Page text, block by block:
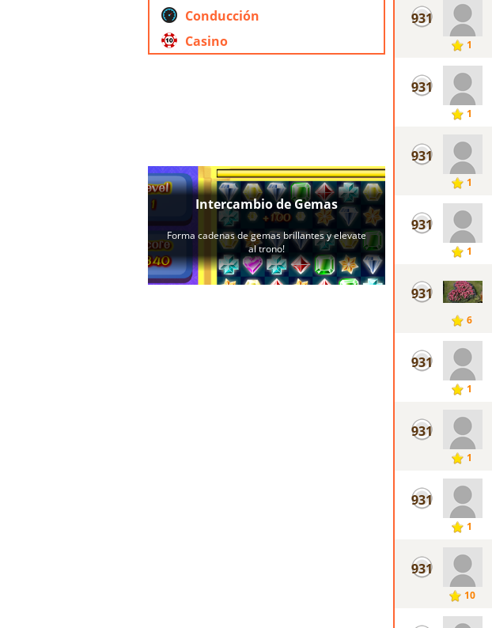
Conducción
Casino
931
1
931
1
931
1
931
1
931
6
931
1
931
1
931
1
931
10